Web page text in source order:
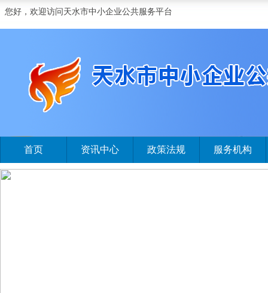
您好，欢迎访问天水市中小企业公共服务平台
首页 资讯中心 政策法规 服务机构